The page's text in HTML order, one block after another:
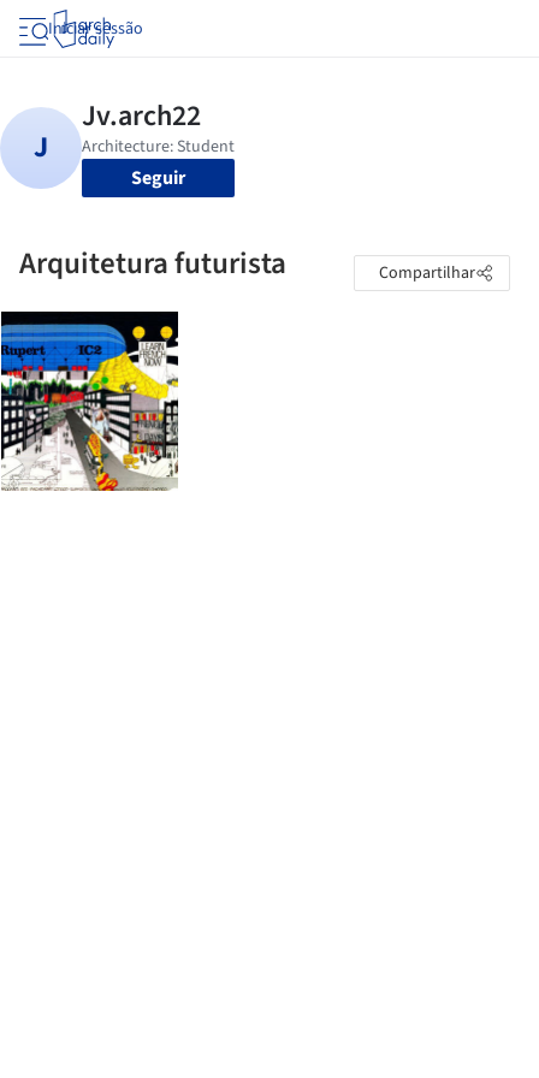
Iniciar sessão
Seguir
Arquitetura futurista Compartilhar